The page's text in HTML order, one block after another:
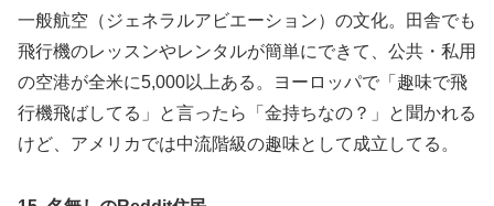
一般航空（ジェネラルアビエーション）の文化。田舎でも
飛行機のレッスンやレンタルが簡単にできて、公共・私用
の空港が全米に5,000以上ある。ヨーロッパで「趣味で飛
行機飛ばしてる」と言ったら「金持ちなの？」と聞かれる
けど、アメリカでは中流階級の趣味として成立してる。